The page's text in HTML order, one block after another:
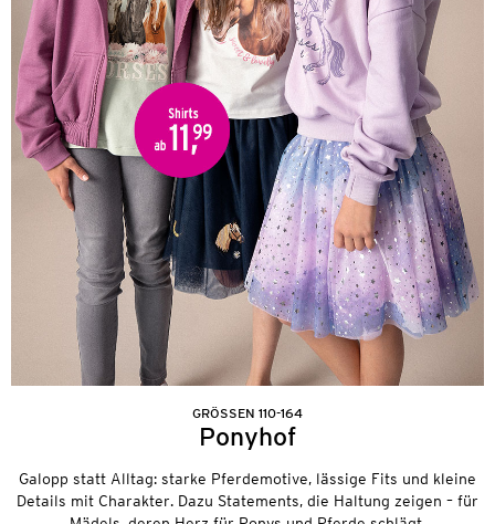
GRÖSSEN 110-164
Ponyhof
Galopp statt Alltag: starke Pferdemotive, lässige Fits und kleine
Details mit Charakter. Dazu Statements, die Haltung zeigen – für